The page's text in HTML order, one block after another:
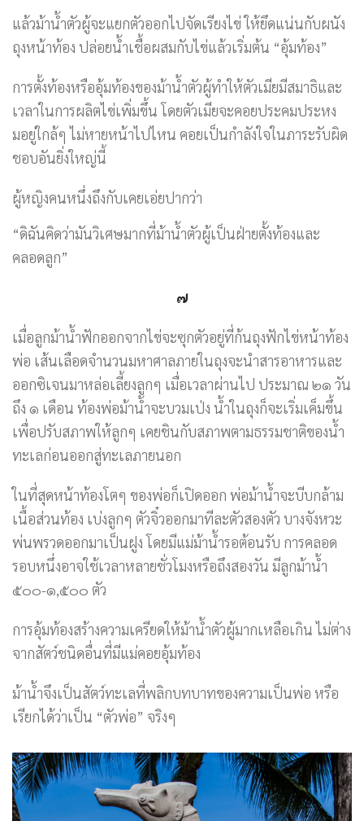
แล้วม้าน้ำตัวผู้จะแยกตัวออกไปจัดเรียงไข่ ให้ยึดแน่นกับผนัง
ถุงหน้าท้อง ปล่อยน้ำเชื้อผสมกับไข่แล้วเริ่มต้น “อุ้มท้อง”
การตั้งท้องหรืออุ้มท้องของม้าน้ำตัวผู้ทำให้ตัวเมียมีสมาธิและ
เวลาในการผลิตไข่เพิ่มขึ้น โดยตัวเมียจะคอยประคมประหง
มอยู่ใกล้ๆ ไม่หายหน้าไปไหน คอยเป็นกำลังใจในภาระรับผิด
ชอบอันยิ่งใหญ่นี้
ผู้​หญิง​คน​หนึ่งถึงกับเคยเอ่ยปาก​ว่า
“ดิฉัน​คิด​ว่ามัน​วิเศษ​มาก​ที่​ม้า​น้ำ​ตัว​ผู้​เป็น​ฝ่าย​ตั้ง​ท้อง​และ​
คลอด​ลูก”
๗
เมื่อลูกม้าน้ำฟักออกจากไข่จะซุกตัวอยู่ที่ก้นถุงฟักไข่หน้าท้อง
พ่อ เส้นเลือดจำนวนมหาศาลภายในถุงจะนำสารอาหารและ
ออกซิเจนมาหล่อเลี้ยงลูกๆ เมื่อเวลาผ่านไป ประมาณ ๒๑ วัน
ถึง ๑ เดือน ท้องพ่อม้าน้ำจะบวมเป่ง น้ำในถุงก็จะเริ่มเค็มขึ้น
เพื่อปรับสภาพให้ลูกๆ เคยชินกับสภาพตามธรรมชาติของน้ำ
ทะเลก่อนออกสู่ทะเลภายนอก
ในที่สุดหน้าท้องโตๆ ของพ่อก็เปิดออก พ่อม้าน้ำจะบีบกล้าม
เนื้อส่วนท้อง เบ่งลูกๆ ตัวจิ๋วออกมาทีละตัวสองตัว บางจังหวะ
พ่นพรวดออกมาเป็นฝูง โดยมีแม่ม้าน้ำรอต้อนรับ การคลอด
รอบหนึ่งอาจใช้เวลาหลายชั่วโมงหรือถึงสองวัน มีลูกม้าน้ำ
๕๐๐-๑,๕๐๐ ตัว
การอุ้มท้องสร้างความเครียดให้ม้าน้ำตัวผู้มากเหลือเกิน ไม่ต่าง
จากสัตว์ชนิดอื่นที่มีแม่คอยอุ้มท้อง
ม้าน้ำจึงเป็นสัตว์ทะเลที่พลิกบทบาทของความเป็นพ่อ หรือ
เรียกได้ว่าเป็น “ตัวพ่อ” จริงๆ